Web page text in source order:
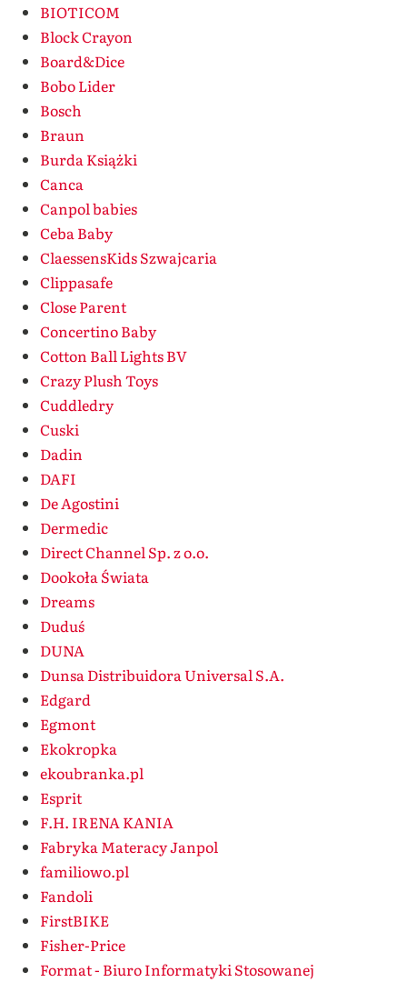
BIOTICOM
Block Crayon
Board&Dice
Bobo Lider
Bosch
Braun
Burda Książki
Canca
Canpol babies
Ceba Baby
ClaessensKids Szwajcaria
Clippasafe
Close Parent
Concertino Baby
Cotton Ball Lights BV
Crazy Plush Toys
Cuddledry
Cuski
Dadin
DAFI
De Agostini
Dermedic
Direct Channel Sp. z o.o.
Dookoła Świata
Dreams
Duduś
DUNA
Dunsa Distribuidora Universal S.A.
Edgard
Egmont
Ekokropka
ekoubranka.pl
Esprit
F.H. IRENA KANIA
Fabryka Materacy Janpol
familiowo.pl
Fandoli
FirstBIKE
Fisher-Price
Format - Biuro Informatyki Stosowanej